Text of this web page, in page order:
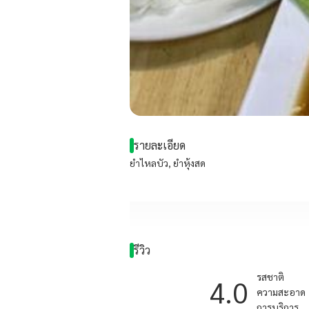
รายละเอียด
ยำไหลบัว, ยำหุ้งสด
รีวิว
4.0
รสชาติ
ความสะอาด